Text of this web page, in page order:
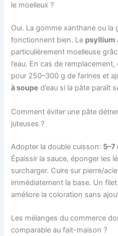
le moelleux ?
Oui. La gomme xanthane ou la
fonctionnent bien. Le psyllium
particulièrement moelleuse
l’eau. En cas de
pour 250–300 g de farines et
à soupe d’eau si la pâte paraît
Comment éviter une pâte
juteuses ?
Adopter la double cuisson: 5–7
Épaissir la sauce, éponger les
surcharger. Cuire sur pierre/
immédiatement la base. Un
améliore la coloration sans
Les mélanges du commerce
comparable au fait-maison ?